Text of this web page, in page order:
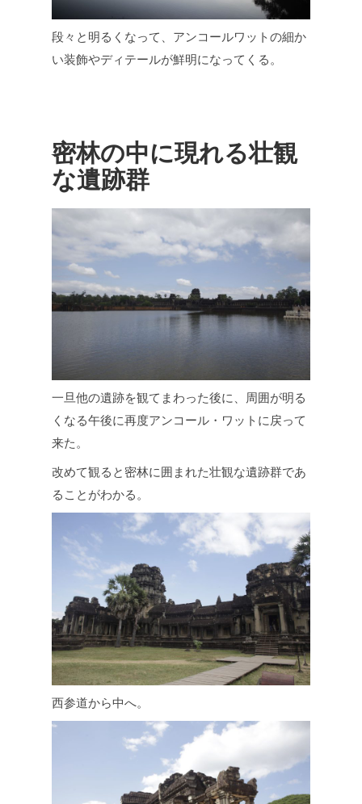
段々と明るくなって、アンコールワットの細か
い装飾やディテールが鮮明になってくる。
密林の中に現れる壮観
な遺跡群
一旦他の遺跡を観てまわった後に、周囲が明る
くなる午後に再度アンコール・ワットに戻って
来た。
改めて観ると密林に囲まれた壮観な遺跡群であ
ることがわかる。
西参道から中へ。